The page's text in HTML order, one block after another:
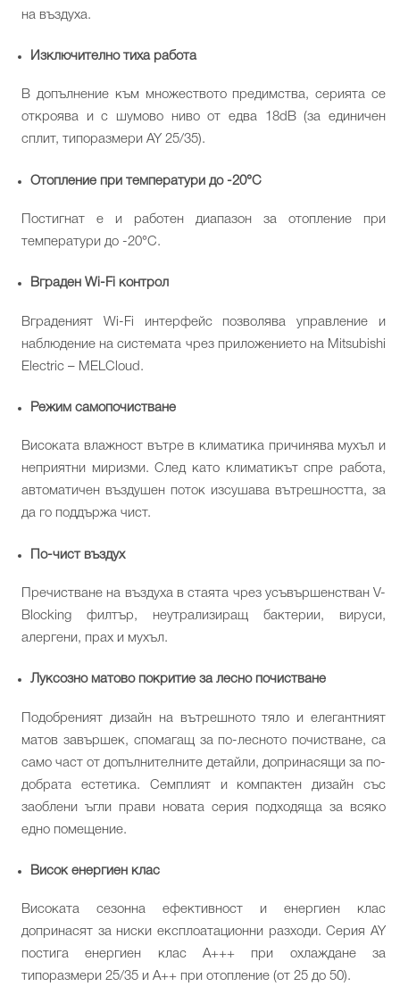
на въздуха.
Изключително тиха работа
В допълнение към множеството предимства, серията се
откроява и с шумово ниво от едва 18dB (за единичен
сплит, типоразмери AY 25/35).
Отопление при температури до -20°C
Постигнат е и работен диапазон за отопление при
температури до -20°C.
ВграденWi-Fi контрол
Вграденият Wi-Fi интерфейс позволява управление и
наблюдение на системата чрез приложението на Mitsubishi
Electric – MELCloud.
Режим самопочистване
Високата влажност вътре в климатика причинява мухъл и
неприятни миризми. След като климатикът спре работа,
автоматичен въздушен поток изсушава вътрешността, за
да го поддържа чист.
По-чист въздух
Пречистване на въздуха в стаята чрез усъвършенстван V-
Blocking филтър, неутрализиращ бактерии, вируси,
алергени, прах и мухъл.
Луксозно матово покритие за лесно почистване
Подобреният дизайн на вътрешното тяло и елегантният
матов завършек, спомагащ за по-лесното почистване, са
само част от допълнителните детайли, допринасящи за по-
добрата естетика. Семплият и компактен дизайн със
заоблени ъгли прави новата серия подходяща за всяко
едно помещение.
Висок енергиен клас
Високата сезонна ефективност и енергиен клас
допринасят за ниски експлоатационни разходи. Серия AY
постига енергиен клас А+++ при охлаждане за
типоразмери 25/35 и A++ при отопление (от 25 до 50).